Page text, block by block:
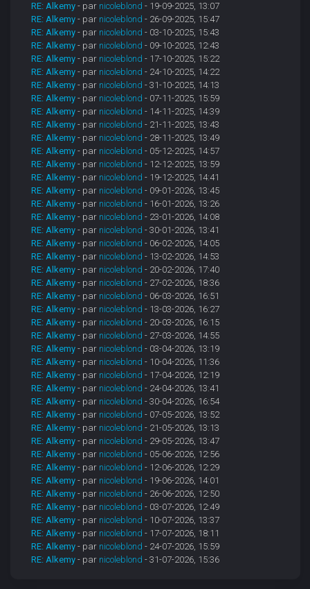
RE: Alkemy - par nicoleblond - 19-09-2025, 13:07
RE: Alkemy - par nicoleblond - 26-09-2025, 15:47
RE: Alkemy - par nicoleblond - 03-10-2025, 15:43
RE: Alkemy - par nicoleblond - 09-10-2025, 12:43
RE: Alkemy - par nicoleblond - 17-10-2025, 15:22
RE: Alkemy - par nicoleblond - 24-10-2025, 14:22
RE: Alkemy - par nicoleblond - 31-10-2025, 14:13
RE: Alkemy - par nicoleblond - 07-11-2025, 15:59
RE: Alkemy - par nicoleblond - 14-11-2025, 14:39
RE: Alkemy - par nicoleblond - 21-11-2025, 13:43
RE: Alkemy - par nicoleblond - 28-11-2025, 13:49
RE: Alkemy - par nicoleblond - 05-12-2025, 14:57
RE: Alkemy - par nicoleblond - 12-12-2025, 13:59
RE: Alkemy - par nicoleblond - 19-12-2025, 14:41
RE: Alkemy - par nicoleblond - 09-01-2026, 13:45
RE: Alkemy - par nicoleblond - 16-01-2026, 13:26
RE: Alkemy - par nicoleblond - 23-01-2026, 14:08
RE: Alkemy - par nicoleblond - 30-01-2026, 13:41
RE: Alkemy - par nicoleblond - 06-02-2026, 14:05
RE: Alkemy - par nicoleblond - 13-02-2026, 14:53
RE: Alkemy - par nicoleblond - 20-02-2026, 17:40
RE: Alkemy - par nicoleblond - 27-02-2026, 18:36
RE: Alkemy - par nicoleblond - 06-03-2026, 16:51
RE: Alkemy - par nicoleblond - 13-03-2026, 16:27
RE: Alkemy - par nicoleblond - 20-03-2026, 16:15
RE: Alkemy - par nicoleblond - 27-03-2026, 14:55
RE: Alkemy - par nicoleblond - 03-04-2026, 13:19
RE: Alkemy - par nicoleblond - 10-04-2026, 11:36
RE: Alkemy - par nicoleblond - 17-04-2026, 12:19
RE: Alkemy - par nicoleblond - 24-04-2026, 13:41
RE: Alkemy - par nicoleblond - 30-04-2026, 16:54
RE: Alkemy - par nicoleblond - 07-05-2026, 13:52
RE: Alkemy - par nicoleblond - 21-05-2026, 13:13
RE: Alkemy - par nicoleblond - 29-05-2026, 13:47
RE: Alkemy - par nicoleblond - 05-06-2026, 12:56
RE: Alkemy - par nicoleblond - 12-06-2026, 12:29
RE: Alkemy - par nicoleblond - 19-06-2026, 14:01
RE: Alkemy - par nicoleblond - 26-06-2026, 12:50
RE: Alkemy - par nicoleblond - 03-07-2026, 12:49
RE: Alkemy - par nicoleblond - 10-07-2026, 13:37
RE: Alkemy - par nicoleblond - 17-07-2026, 18:11
RE: Alkemy - par nicoleblond - 24-07-2026, 15:59
RE: Alkemy - par nicoleblond - 31-07-2026, 15:36